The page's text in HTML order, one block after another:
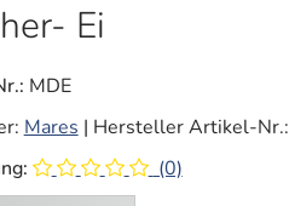
Ei
MDE
Mares | Hersteller Artikel-Nr.:
(0)